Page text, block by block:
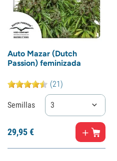
Auto Mazar (Dutch
Passion) feminizada
(21)
Semillas 3
29,95€